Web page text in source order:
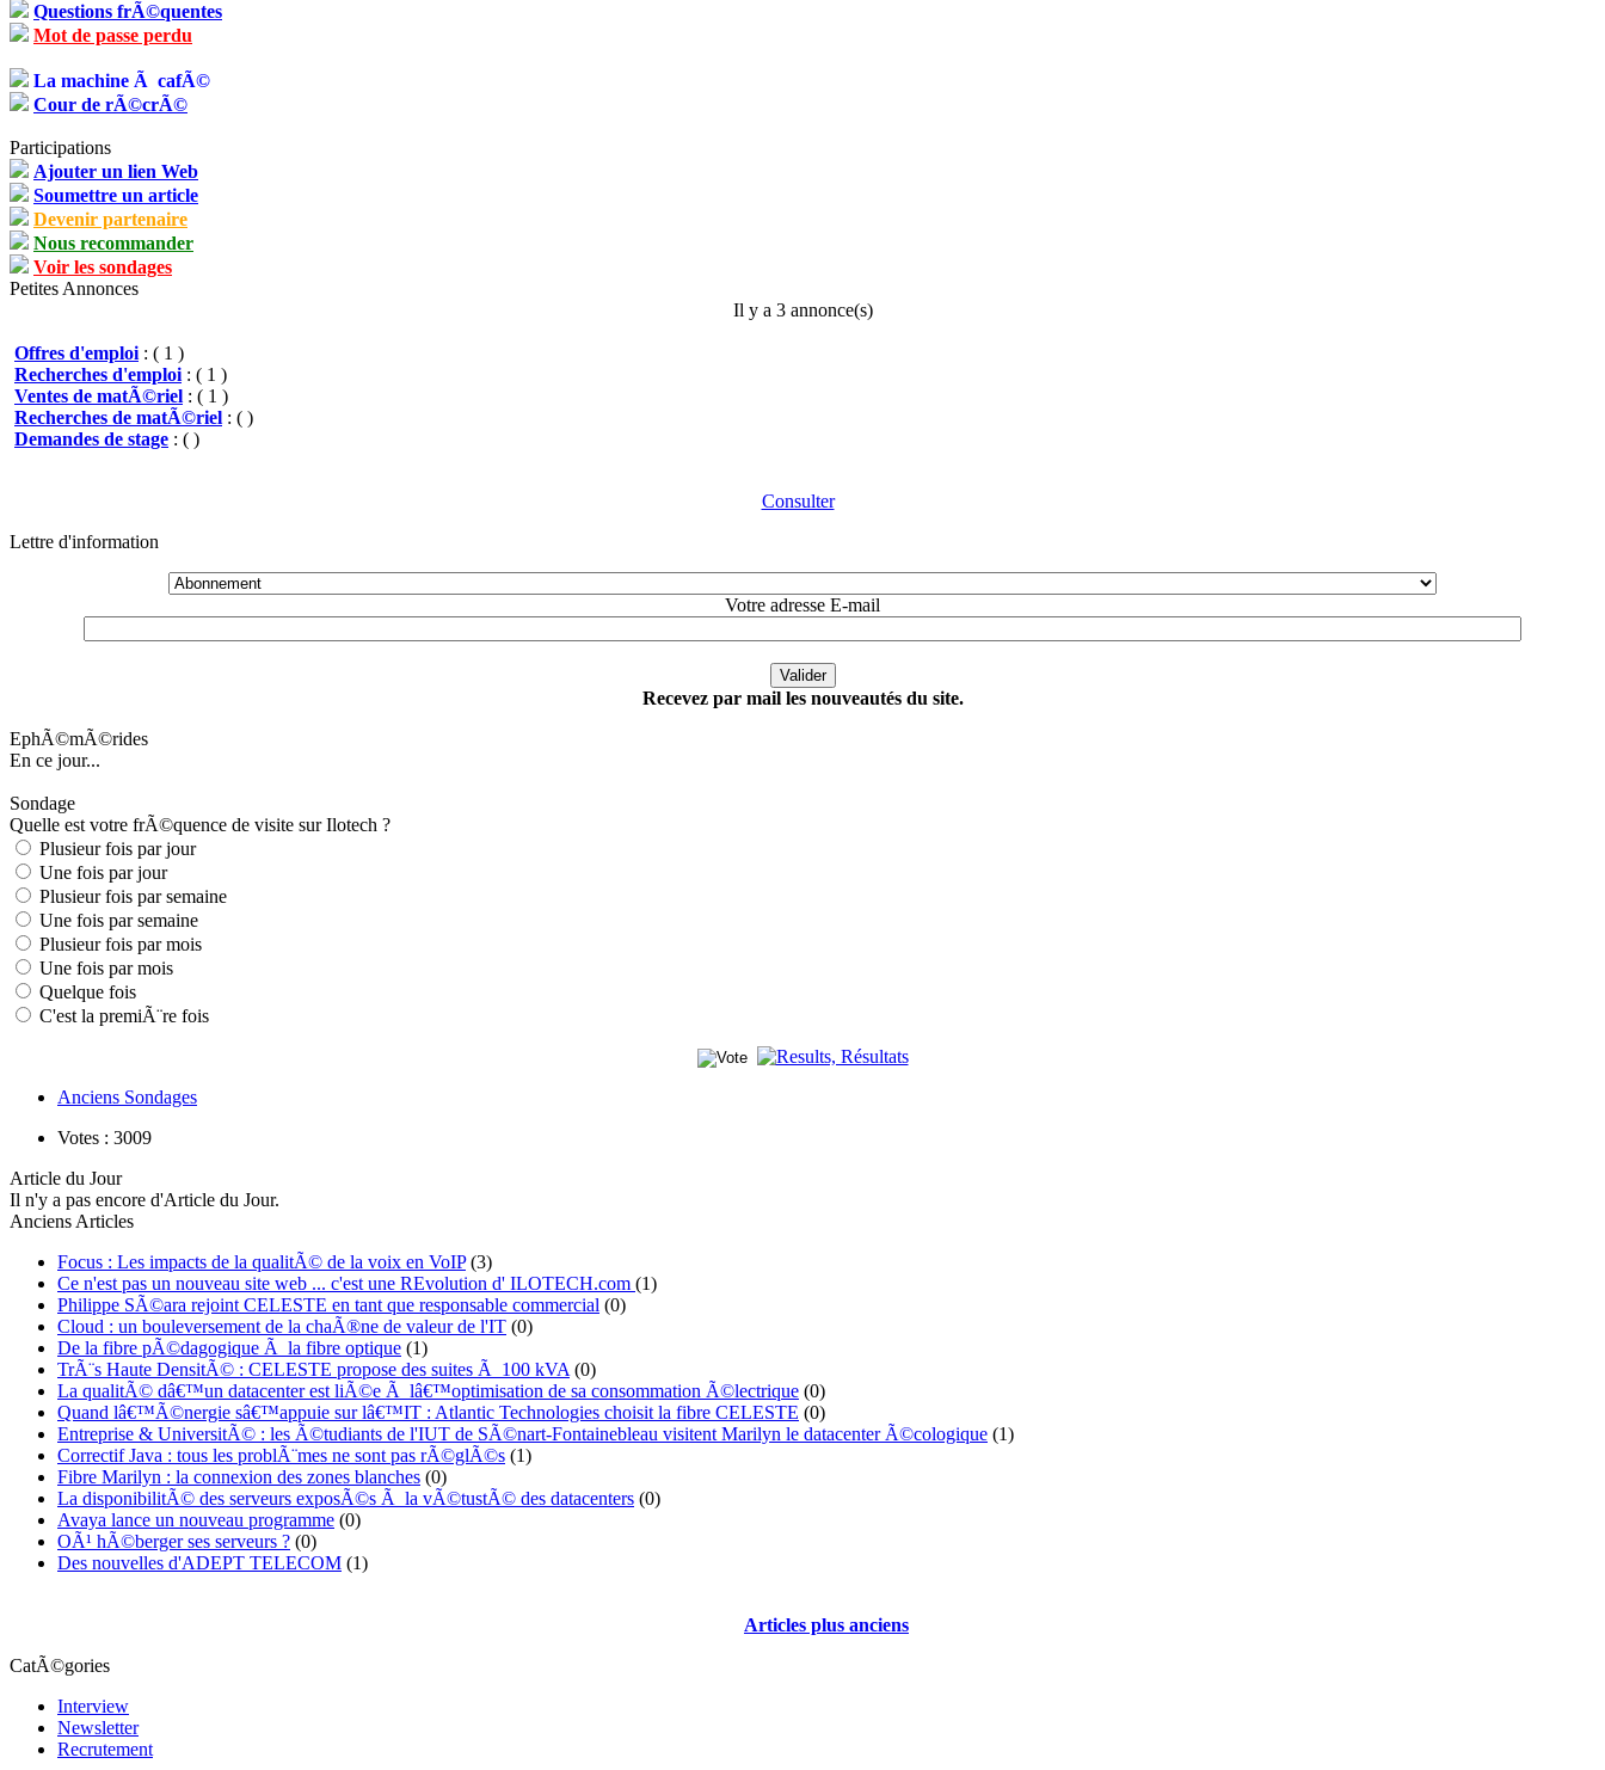
Questions frÃ©quentes
Mot de passe perdu
La machine Ã cafÃ©
Cour de rÃ©crÃ©
Participations
Ajouter un lien Web
Soumettre un article
Devenir partenaire
Nous recommander
Voir les sondages
Petites Annonces
Il y a 3 annonce(s)
Offres d'emploi : ( 1 )
Recherches d'emploi : ( 1 )
Ventes de matÃ©riel : ( 1 )
Recherches de matÃ©riel : ( )
Demandes de stage : ( )
Consulter
Lettre d'information
Votre adresse E-mail
Recevez par mail les nouveautés du site.
EphÃ©mÃ©rides
En ce jour...
Sondage
Quelle est votre frÃ©quence de visite sur Ilotech ?
Plusieur fois par jour
Une fois par jour
Plusieur fois par semaine
Une fois par semaine
Plusieur fois par mois
Une fois par mois
Quelque fois
C'est la premiÃ¨re fois
Anciens Sondages
Votes : 3009
Article du Jour
Il n'y a pas encore d'Article du Jour.
Anciens Articles
Focus : Les impacts de la qualitÃ© de la voix en VoIP(3)
Ce n'est pas un nouveau site web ... c'est une REvolution d' ILOTECH.com (1)
Philippe SÃ©ara rejoint CELESTE en tant que responsable commercial (0)
Cloud : un bouleversement de la chaÃ®ne de valeur de l'IT (0)
De la fibre pÃ©dagogique Ã la fibre optique (1)
TrÃ¨s Haute DensitÃ© : CELESTE propose des suites Ã 100 kVA (0)
La qualitÃ© dâ€™un datacenter est liÃ©e Ã lâ€™optimisation de sa consommation Ã©lectrique (0)
Quand lâ€™Ã©nergie sâ€™appuie sur lâ€™IT : Atlantic Technologies choisit la fibre CELESTE (0)
Entreprise & UniversitÃ© : les Ã©tudiants de l'IUT de SÃ©nart-Fontainebleau visitent Marilyn le datacenter Ã©cologique (1)
Correctif Java : tous les problÃ¨mes ne sont pas rÃ©glÃ©s (1)
Fibre Marilyn : la connexion des zones blanches (0)
La disponibilitÃ© des serveurs exposÃ©s Ã la vÃ©tustÃ© des datacenters (0)
Avaya lance un nouveau programme (0)
OÃ¹ hÃ©berger ses serveurs ? (0)
Des nouvelles d'ADEPT TELECOM (1)
Articles plus anciens
CatÃ©gories
Interview
Newsletter
Recrutement